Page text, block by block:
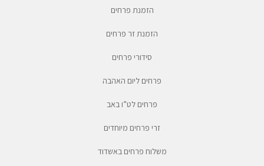
הזמנת פרחים
הזמנת זר פרחים
סידורי פרחים
פרחים ליום האהבה
פרחים לט”ו באב
זרי פרחים מיוחדים
משלוח פרחים באשדוד